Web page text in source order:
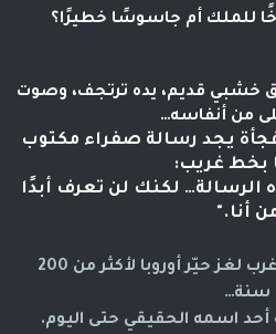
للملك أم جاسوسًا خطيرًا؟
خشبي قديم، يده ترتجف، وصوت
من أنفاسه…
يجد رسالة صفراء مكتوب
بخط غريب:
الرسالة… لكنك لن تعرف أبدًا
أنا."
هذه الرسالة كانت بداية أغرب لغز حيّر أوروبا لأكثر من 200
سنة…
أحد اسمه الحقيقي حتى اليوم.